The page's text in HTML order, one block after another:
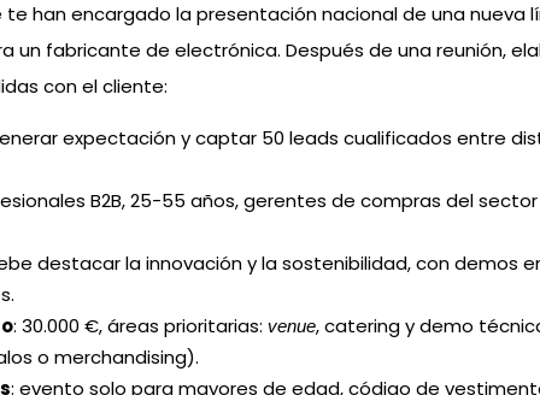
han encargado la presentación nacional de una nueva
un fabricante de electrónica. Después de una reunión,
con el cliente:
expectación y captar 50 leads cualificados entre
B2B, 25-55 años, gerentes de compras del
destacar la innovación y la sostenibilidad, con demos
: 30.000 €, áreas prioritarias: venue, catering y demo
o merchandising).
: evento solo para mayores de edad, código de